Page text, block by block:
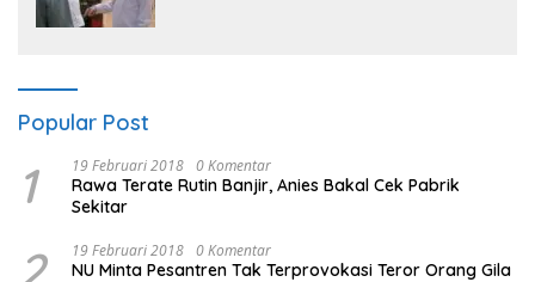
Popular Post
1 19 Februari 2018 0 Komentar
Rawa Terate Rutin Banjir, Anies Bakal Cek Pabrik
Sekitar
19 Februari 2018 0 Komentar
NU Minta Pesantren Tak Terprovokasi Teror Orang Gila